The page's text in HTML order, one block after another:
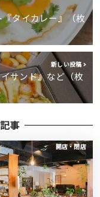
タイカレー』（枚
新しい投稿
サンド』など（枚
事
開店・閉店